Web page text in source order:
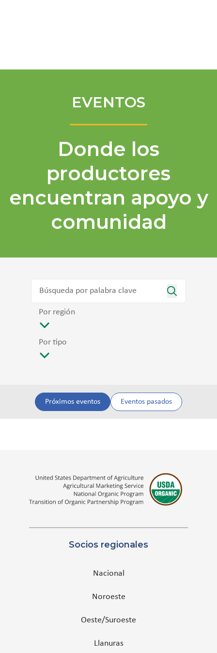
EVENTOS
Donde los
productores
encuentran apoyo y
comunidad
Por región
Por tipo
Próximos eventos Eventos pasados
Socios regionales
Nacional
Noroeste
Oeste/Suroeste
Llanuras